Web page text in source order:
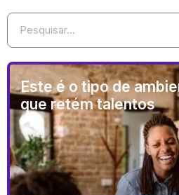
Este é o tipo de
que retém talentos